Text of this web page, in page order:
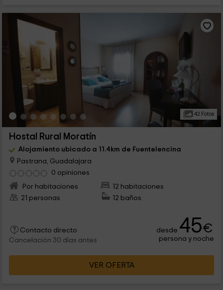
42 Fotos
Hostal Rural Moratín
Alojamiento ubicado a 11.4km de Fuentelencina
Pastrana, Guadalajara
0 opiniones
Por habitaciones
12 habitaciones
21 personas
12 baños
Contacto directo
Cancelación 30 días antes
desde 45€
persona y noche
VER OFERTA